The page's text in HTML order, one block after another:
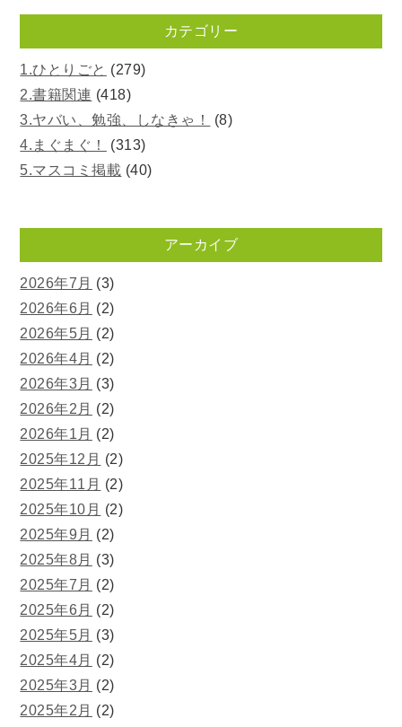
カテゴリー
1.ひとりごと (279)
2.書籍関連 (418)
3.ヤバい、勉強、しなきゃ！
(8)
4.まぐまぐ！
(313)
5.マスコミ掲載 (40)
アーカイブ
2026年7月 (3)
2026年6月 (2)
2026年5月 (2)
2026年4月 (2)
2026年3月 (3)
2026年2月 (2)
2026年1月 (2)
2025年12月 (2)
2025年11月 (2)
2025年10月 (2)
2025年9月 (2)
2025年8月 (3)
2025年7月 (2)
2025年6月 (2)
2025年5月 (3)
2025年4月 (2)
2025年3月 (2)
2025年2月 (2)